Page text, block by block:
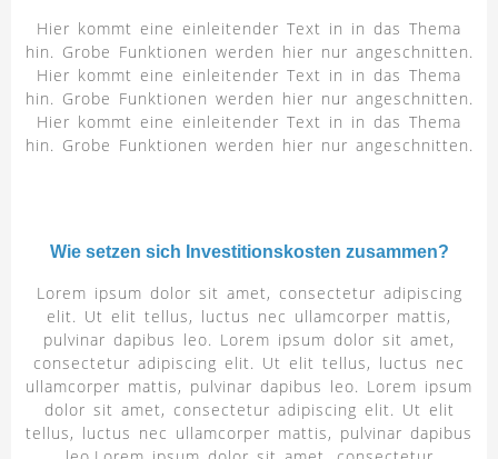
Hier kommt eine einleitender Text in in das Thema
hin. Grobe Funktionen werden hier nur angeschnitten.
Hier kommt eine einleitender Text in in das Thema
hin. Grobe Funktionen werden hier nur angeschnitten.
Hier kommt eine einleitender Text in in das Thema
hin. Grobe Funktionen werden hier nur angeschnitten.
Wie setzen sich Investitionskosten zusammen?
Lorem ipsum dolor sit amet, consectetur adipiscing
elit. Ut elit tellus, luctus nec ullamcorper mattis,
pulvinar dapibus leo. Lorem ipsum dolor sit amet,
consectetur adipiscing elit. Ut elit tellus, luctus nec
ullamcorper mattis, pulvinar dapibus leo. Lorem ipsum
dolor sit amet, consectetur adipiscing elit. Ut elit
tellus, luctus nec ullamcorper mattis, pulvinar dapibus